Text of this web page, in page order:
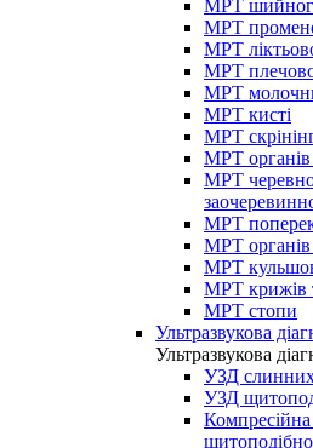
МРТ шийного
МРТ
МРТ
МРТ
МРТ
МРТ кисті
МРТ
МРТ органів
МРТ
МРТ
МРТ органів
МРТ
МРТ крижів
МРТ стопи
Ультразвукова
Ультразвукова
УЗД слинних
УЗД
Компресійна